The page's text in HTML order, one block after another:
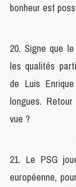
bonheur est
20. Signe que
les qualités
de Luis
longues.
vue ?
21. Le PSG
européenne,